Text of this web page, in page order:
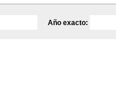
Año exacto: